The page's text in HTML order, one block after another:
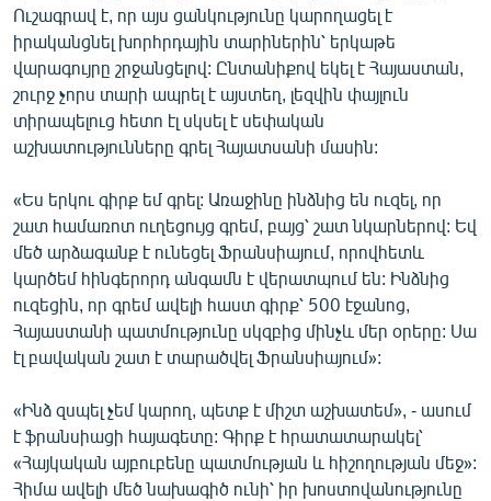
Ուշագրավ է, որ այս ցանկությունը կարողացել է
իրականցնել խորհրդային տարիներին՝ երկաթե
վարագույրը շրջանցելով: Ընտանիքով եկել է Հայաստան,
շուրջ չորս տարի ապրել է այստեղ, լեզվին փայլուն
տիրապելուց հետո էլ սկսել է սեփական
աշխատությունները գրել Հայատսանի մասին:
«Ես երկու գիրք եմ գրել: Առաջինը ինձնից են ուզել, որ
շատ համառոտ ուղեցույց գրեմ, բայց՝ շատ նկարներով: Եվ
մեծ արձագանք է ունեցել Ֆրանսիայում, որովհետև
կարծեմ հինգերորդ անգամն է վերատպում են: Ինձնից
ուզեցին, որ գրեմ ավելի հաստ գիրք՝ 500 էջանոց,
Հայաստանի պատմությունը սկզբից մինչև մեր օրերը: Սա
էլ բավական շատ է տարածվել Ֆրանսիայում»:
«Ինձ զսպել չեմ կարող, պետք է միշտ աշխատեմ», - ասում
է ֆրանսիացի հայագետը: Գիրք է հրատատարակել՝
«Հայկական այբուբենը պատմության և հիշողության մեջ»:
Հիմա ավելի մեծ նախագիծ ունի՝ իր խոստովանությունը